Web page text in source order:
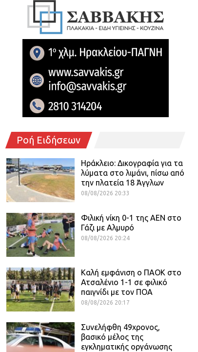
Ροή Ειδήσεων
Ηράκλειο: Δικογραφία για τα
λύματα στο λιμάνι, πίσω από
την πλατεία 18 Άγγλων
08/08/2026 20:33
Φιλική νίκη 0-1 της ΑΕΝ στο
Γάζι με Αλμυρό
08/08/2026 20:24
Καλή εμφάνιση ο ΠΑΟΚ στο
Ατσαλένιο 1-1 σε φιλικό
παιγνίδι με τον ΠΟΑ
08/08/2026 20:17
Συνελήφθη 49χρονος,
βασικό μέλος της
εγκληματικής οργάνωσης